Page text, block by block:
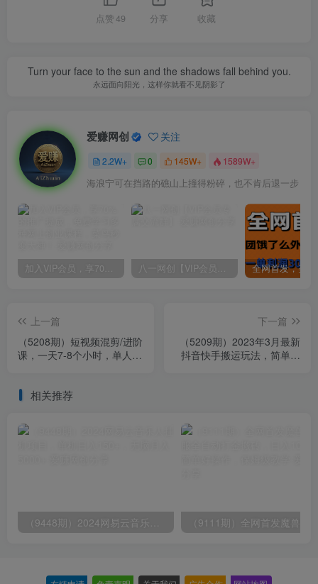
点赞 49 分享 收藏
Turn your face to the sun and the shadows fall behind you.
永远面向阳光，这样你就看不见阴影了
爱赚网创 关注
2.2W+ 0 145W+ 1589W+
海浪宁可在挡路的礁山上撞得粉碎，也不肯后退一步
加入VIP会员，享70%的推广提成，免费学习多种网上创业课程，菜鸟秒变大神！ 八一网创【VIP会员专属交流群】
上一篇
（5208期）短视频混剪/进阶
课，一天7-8个小时，单人日
下一篇
（5209期）2023年3月最新
抖音快手搬运玩法，简单操
相关推荐